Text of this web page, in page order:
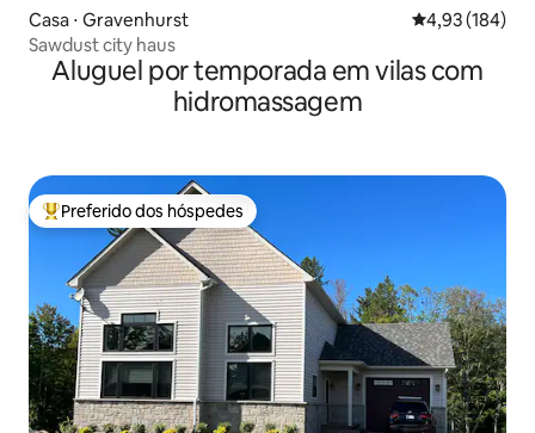
Casa ⋅ Gravenhurst 4,93 de uma
4,93 (184)
Sawdust city haus
Aluguel por temporada em vilas com
hidromassagem
Entre os melhores preferidos dos hóspedes
Preferido dos hóspedes